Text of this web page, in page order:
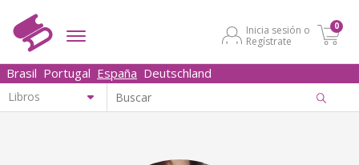
Inicia sesión o
Regístrate
0
Brasil Portugal España Deutschland